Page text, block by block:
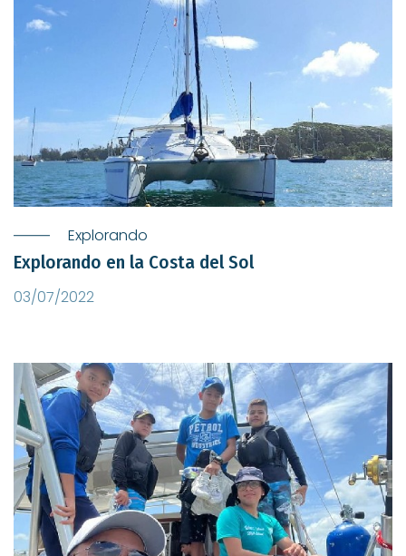
Explorando
Explorando en la Costa del Sol
03/07/2022